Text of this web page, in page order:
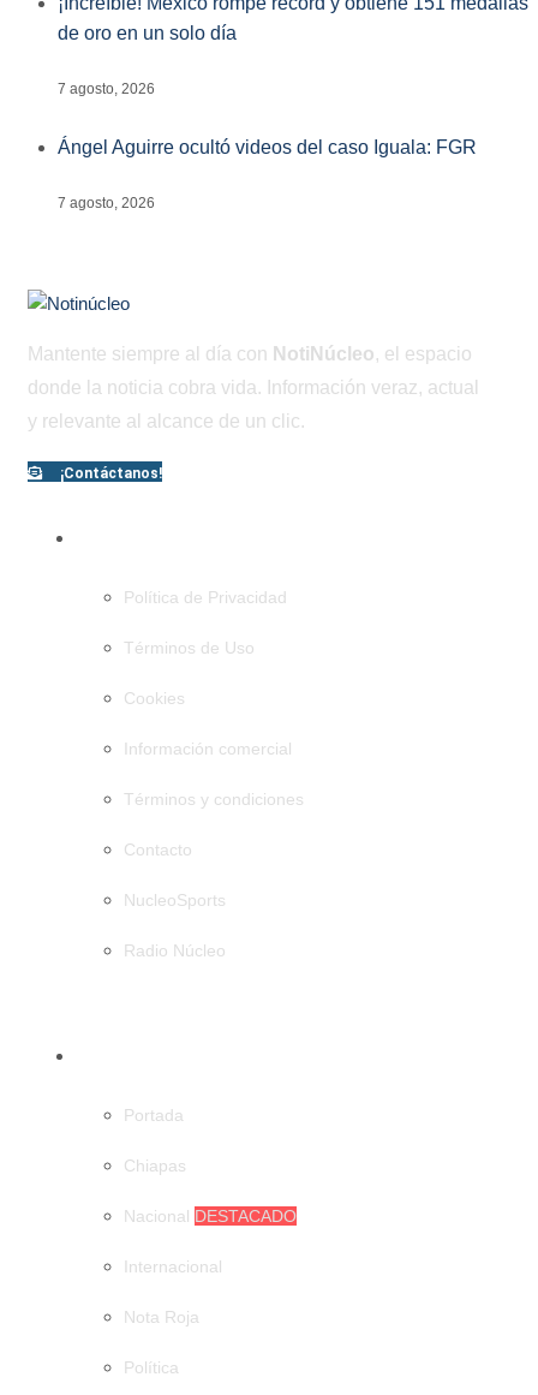
de oro en un solo día
7 agosto, 2026
Ángel Aguirre ocultó videos del caso Iguala: FGR
7 agosto, 2026
Mantente siempre al día con NotiNúcleo, el espacio
donde la noticia cobra vida. Información veraz, actual
y relevante al alcance de un clic.
¡Contáctanos!
Política de Privacidad
Términos de Uso
Cookies
Información comercial
Términos y condiciones
Contacto
NucleoSports
Radio Núcleo
Portada
Chiapas
Nacional DESTACADO
Internacional
Nota Roja
Política